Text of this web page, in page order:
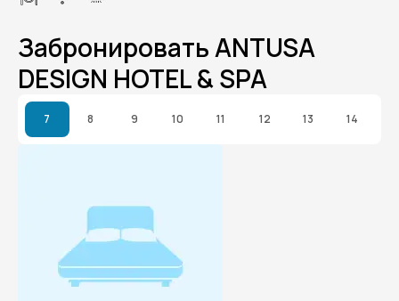
Забронировать ANTUSA
DESIGN HOTEL & SPA
7 8 9 10 11 12 13 14